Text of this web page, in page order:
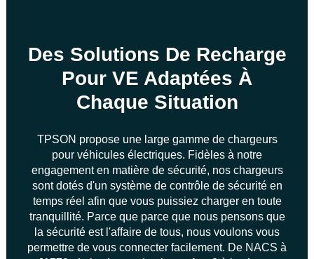
Des Solutions De Recharge
Pour VE Adaptées À
Chaque Situation
TPSON propose une large gamme de chargeurs
pour véhicules électriques. Fidèles à notre
engagement en matière de sécurité, nos chargeurs
sont dotés d'un système de contrôle de sécurité en
temps réel afin que vous puissiez charger en toute
tranquillité. Parce que parce que nous pensons que
la sécurité est l'affaire de tous, nous voulons vous
permettre de vous connecter facilement. De NACS à